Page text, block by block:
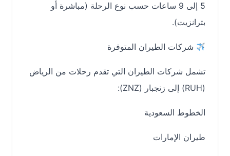
5 إلى 9 ساعات حسب نوع الرحلة (مباشرة أو
بترانزيت).
شركات الطيران المتوفرة
تشمل شركات الطيران التي تقدم رحلات من الرياض
الخطوط السعودية
طيران الإمارات